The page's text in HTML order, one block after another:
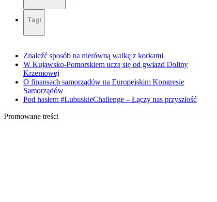
Tagi
Znaleźć sposób na nierówną walkę z korkami
W Kujawsko-Pomorskiem uczą się od gwiazd Doliny
Krzemowej
O finansach samorządów na Europejskim Kongresie
Samorządów
Pod hasłem #LubuskieChallenge – Łączy nas przyszłość
Promowane treści